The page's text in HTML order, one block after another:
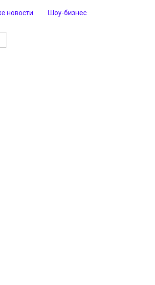
новости Шоу-бизнес